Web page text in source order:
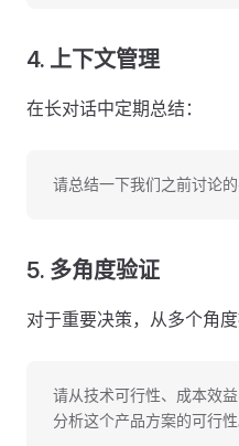
4. 上下文管理
在长对话中定期总结：
请总结一下我们之前讨论
5. 多角度验证
对于重要决策，从多个角度
请从技术可行性、成本效
分析这个产品方案的可行性